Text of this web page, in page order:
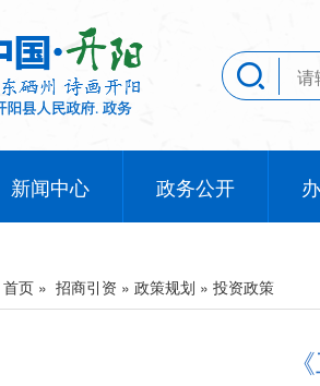
新闻中心 政务公开
首页 » 招商引资 » 政策规划 » 投资政策